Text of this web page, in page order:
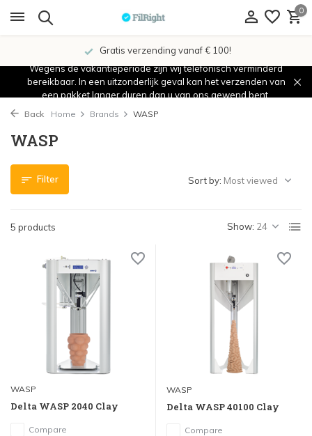
0
Gratis verzending vanaf € 100!
Wegens de vakantieperiode zijn wij telefonisch verminderd
bereikbaar. In een uitzonderlijk geval kan het verzenden van
een pakket langer duren dan u van ons gewend bent.
Back Home Brands WASP
WASP
Filter
5 products Show:
Sort by:
WASP
Delta WASP 2040 Clay
Compare
WASP
Delta WASP 40100 Clay
Compare